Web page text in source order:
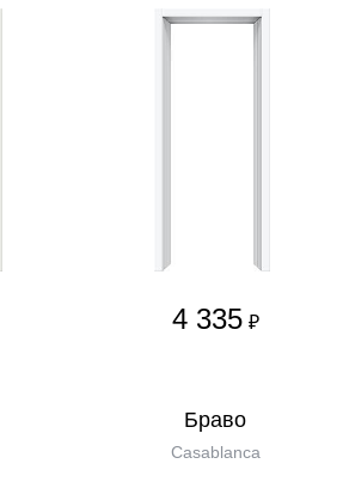
4 335 ₽
Бравo
Casablanca